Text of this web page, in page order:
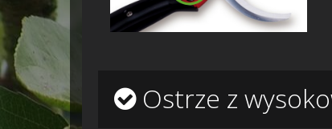
Ostrze z